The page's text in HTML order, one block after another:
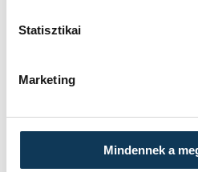
Statisztikai
Marketing
Mindennek a
függetlenebbé válni az
vállalatnak nyújtott
fejlesztésekre
milliárd forint
50 ezer munkahely